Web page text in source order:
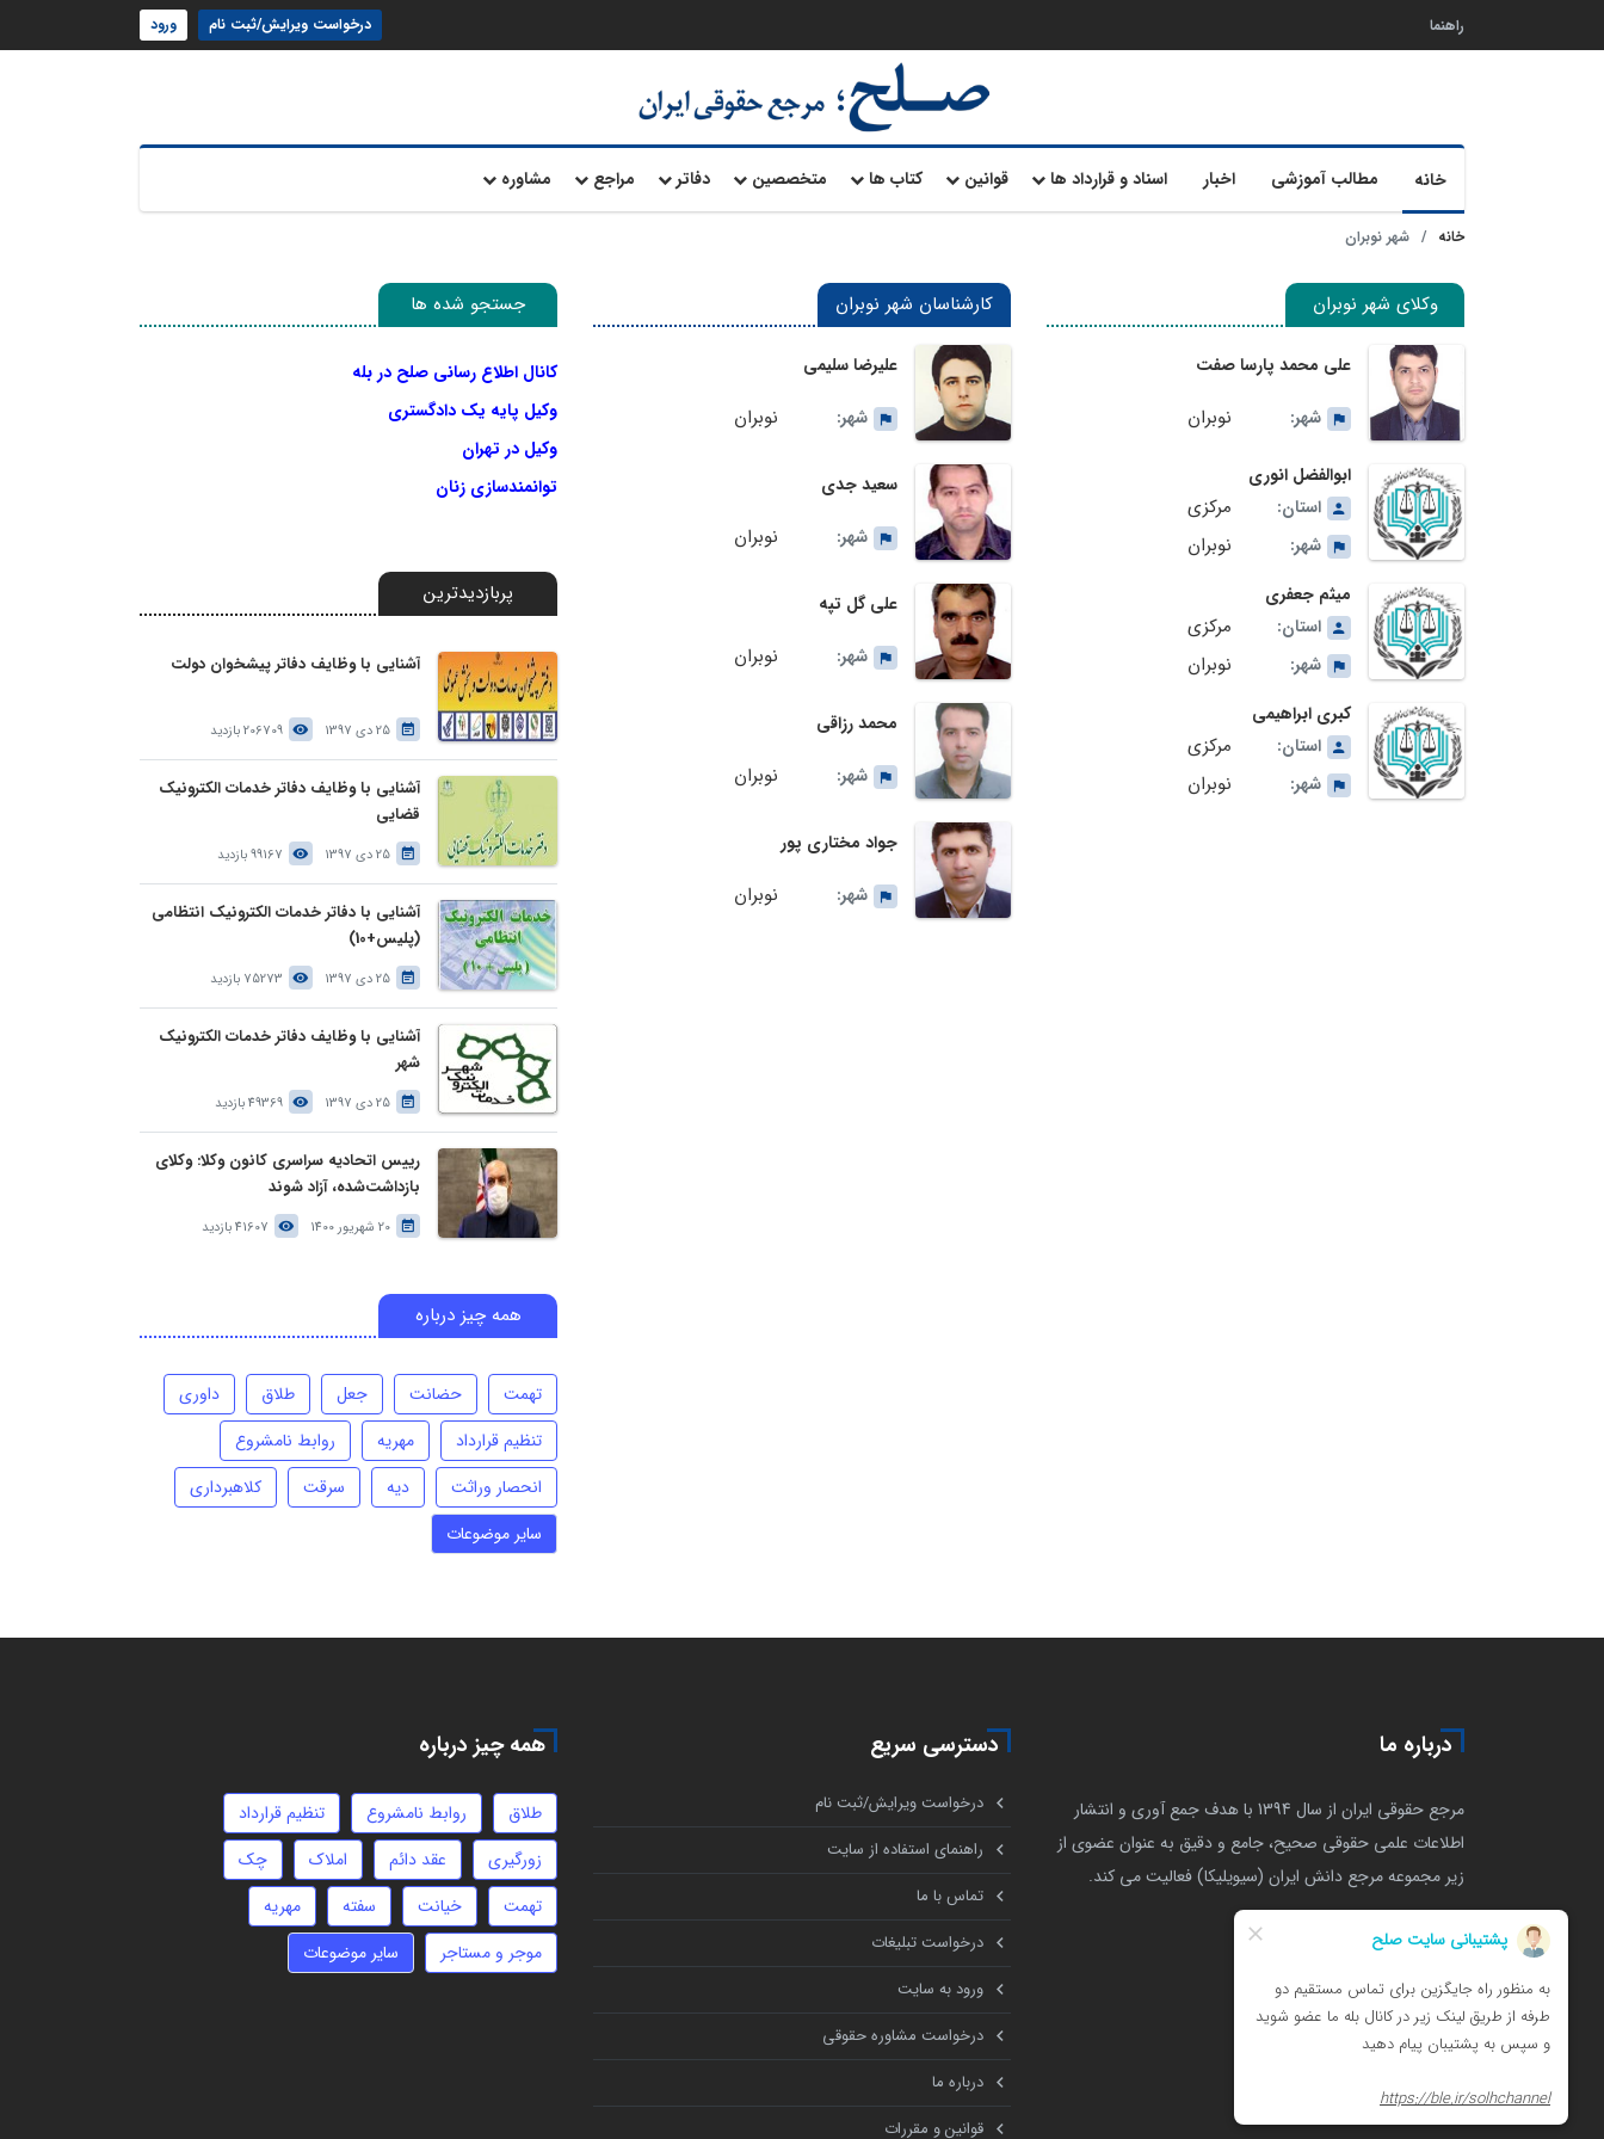
راهنما درخواست ویرایش/ثبت نام ورود
خانه مطالب آموزشی اخبار اسناد و قرارداد ها قوانین کتاب ها متخصصین دفاتر مراجع مشاوره
خانه شهر نوبران
وکلای شهر نوبران
علی محمد پارسا صفت
شهر:
نوبران
ابوالفضل انوری
استان:
مرکزی
شهر: نوبران
میثم جعفری
استان:
مرکزی
شهر: نوبران
کبری ابراهیمی
استان:
مرکزی
شهر: نوبران
کارشناسان شهر نوبران
علیرضا سلیمی
شهر:
نوبران
سعید جدی
شهر:
نوبران
علی گل تپه
شهر:
نوبران
محمد رزاقی
شهر:
نوبران
جواد مختاری پور
شهر:
نوبران
جستجو شده ها
کانال اطلاع رسانی صلح در بله
وکیل پایه یک دادگستری
وکیل در تهران
توانمندسازی زنان
پربازدیدترین
آشنایی با وظایف دفاتر پیشخوان دولت
25 دی 1397 206709 بازدید
آشنایی با وظایف دفاتر خدمات الکترونیک
قضایی
25 دی 1397 99167 بازدید
آشنایی با دفاتر خدمات الکترونیک انتظامی
(پلیس+10)
25 دی 1397 75273 بازدید
آشنایی با وظایف دفاتر خدمات الکترونیک
شهر
25 دی 1397 49369 بازدید
رییس اتحادیه سراسری کانون وکلا: وکلای
بازداشت‌شده، آزاد شوند
20 شهریور 1400 41607 بازدید
همه چیز درباره
تهمت حضانت جعل طلاق
داوری
تنظیم قرارداد
مهریه
روابط نامشروع
انحصار وراثت
دیه سرقت
کلاهبرداری
سایر موضوعات
درباره ما
مرجع حقوقی ایران از سال 1394 با هدف جمع آوری و انتشار
اطلاعات علمی حقوقی صحیح، جامع و دقیق به عنوان عضوی از
زیر مجموعه مرجع دانش ایران (سیویلیکا) فعالیت می کند.
دسترسی سریع
درخواست ویرایش/ثبت نام
راهنمای استفاده از سایت
تماس با ما
درخواست تبلیغات
ورود به سایت
درخواست مشاوره حقوقی
درباره ما
قوانین و مقررات
همه چیز درباره
طلاق روابط نامشروع
تنظیم قرارداد
زورگیری
عقد دائم املاک
چک
تهمت
خیانت سفته
مهریه
موجر و مستاجر
سایر موضوعات